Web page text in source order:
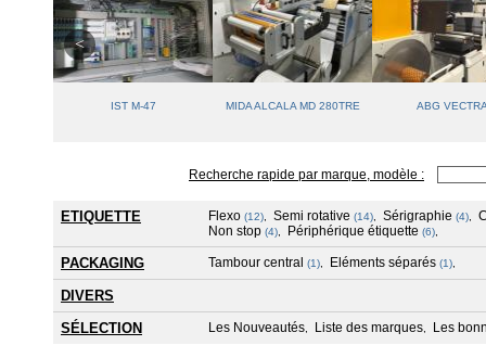
IST M-47 MIDA ALCALA MD 280TRE ABG
Recherche rapide par marque, modèle :
ETIQUETTE Flexo (12) Semi rotative (14) Sérigraphie (4)
Non stop (4) Périphérique étiquette (6)
PACKAGING Tambour central (1) Eléments séparés (1)
DIVERS
SÉLECTION
Les Nouveautés Liste des marques Les